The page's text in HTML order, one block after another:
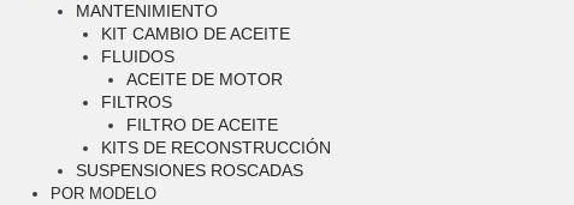
MANTENIMIENTO
KIT CAMBIO DE ACEITE
FLUIDOS
ACEITE DE MOTOR
FILTROS
FILTRO DE ACEITE
KITS DE RECONSTRUCCIÓN
SUSPENSIONES ROSCADAS
POR MODELO